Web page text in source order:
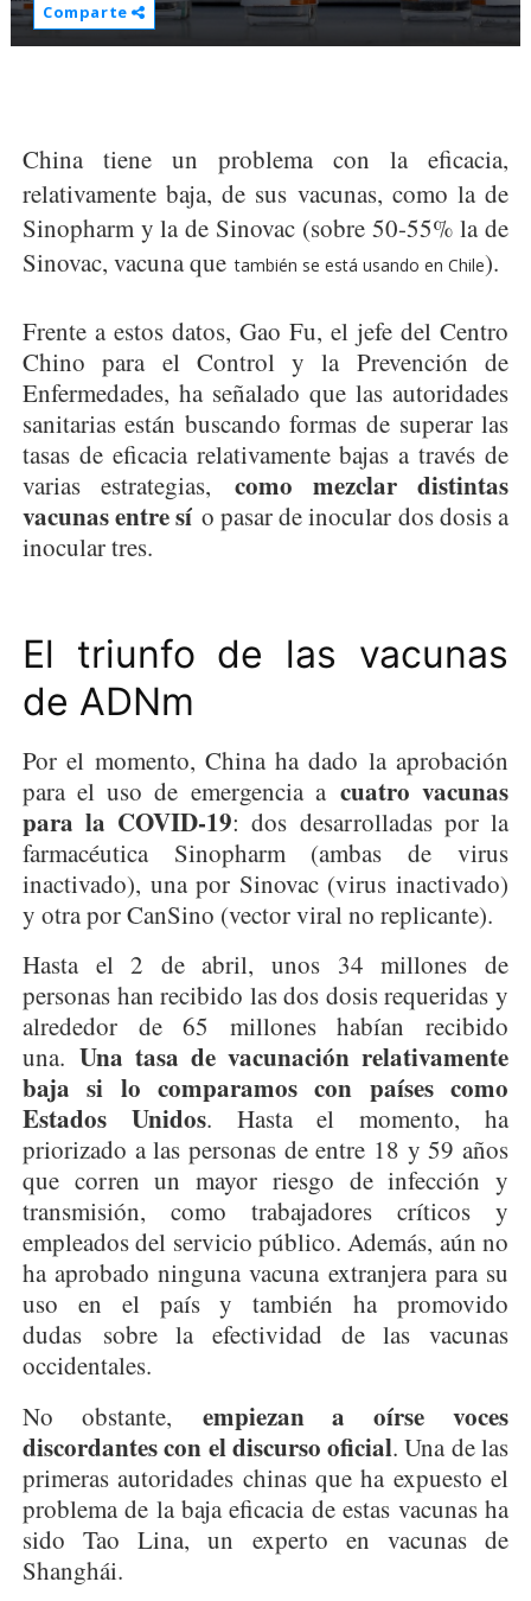
Comparte
China tiene un problema con la eficacia,
relativamente baja, de sus vacunas, como la de
Sinopharm y la de Sinovac (sobre 50-55% la de
Sinovac, vacuna que también se está usando en Chile).
Frente a estos datos, Gao Fu, el jefe del Centro
Chino para el Control y la Prevención de
Enfermedades, ha señalado que las autoridades
sanitarias están buscando formas de superar las
tasas de eficacia relativamente bajas a través de
varias estrategias, como mezclar distintas
vacunas entre sí o pasar de inocular dos dosis a
inocular tres.
El triunfo de las vacunas
de ADNm
Por el momento, China ha dado la aprobación
para el uso de emergencia a cuatro vacunas
para la COVID-19: dos desarrolladas por la
farmacéutica Sinopharm (ambas de virus
inactivado), una por Sinovac (virus inactivado)
y otra por CanSino (vector viral no replicante).
Hasta el 2 de abril, unos 34 millones de
personas han recibido las dos dosis requeridas y
alrededor de 65 millones habían recibido
una. Una tasa de vacunación relativamente
baja si lo comparamos con países como
Estados Unidos. Hasta el momento, ha
priorizado a las personas de entre 18 y 59 años
que corren un mayor riesgo de infección y
transmisión, como trabajadores críticos y
empleados del servicio público. Además, aún no
ha aprobado ninguna vacuna extranjera para su
uso en el país y también ha promovido
dudas sobre la efectividad de las vacunas
occidentales.
No obstante, empiezan a oírse voces
discordantes con el discurso oficial. Una de las
primeras autoridades chinas que ha expuesto el
problema de la baja eficacia de estas vacunas ha
sido Tao Lina, un experto en vacunas de
Shanghái​.